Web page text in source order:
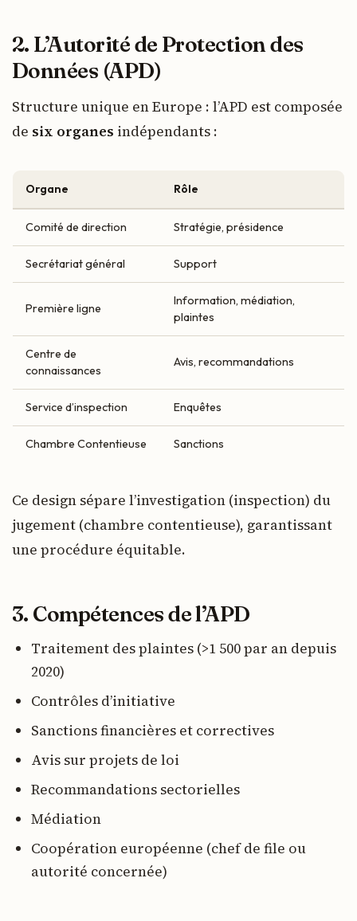
2. L’Autorité de Protection des
Données (APD)
Structure unique en Europe : l’APD est composée
de six organes indépendants :
Organe Rôle
Comité de direction Stratégie, présidence
Secrétariat général Support
Première ligne
Information, médiation,
plaintes
Centre de
connaissances
Avis, recommandations
Service d’inspection Enquêtes
Chambre Contentieuse Sanctions
Ce design sépare l’investigation (inspection) du
jugement (chambre contentieuse), garantissant
une procédure équitable.
3. Compétences de l’APD
Traitement des plaintes (>1 500 par an depuis
2020)
Contrôles d’initiative
Sanctions financières et correctives
Avis sur projets de loi
Recommandations sectorielles
Médiation
Coopération européenne (chef de file ou
autorité concernée)